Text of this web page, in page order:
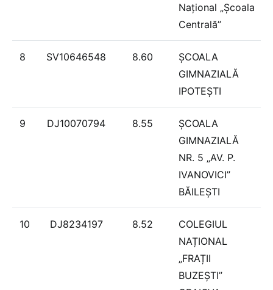
Național „Școala
Centrală”
8 SV10646548 8.60
ȘCOALA
GIMNAZIALĂ
IPOTEȘTI
9 DJ10070794 8.55
ȘCOALA
GIMNAZIALĂ
NR. 5 „AV. P.
IVANOVICI”
BĂILEȘTI
10 DJ8234197 8.52
COLEGIUL
NAȚIONAL
„FRAȚII
BUZEȘTI”